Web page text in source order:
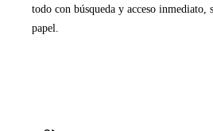
todo con búsqueda y acceso inmediato,
papel.